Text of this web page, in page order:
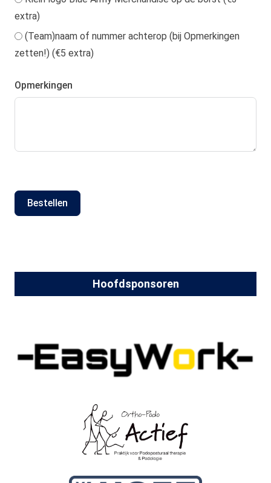
extra)
(Team)naam of nummer achterop (bij Opmerkingen
zetten!) (€5 extra)
Opmerkingen
Bestellen
Hoofdsponsoren